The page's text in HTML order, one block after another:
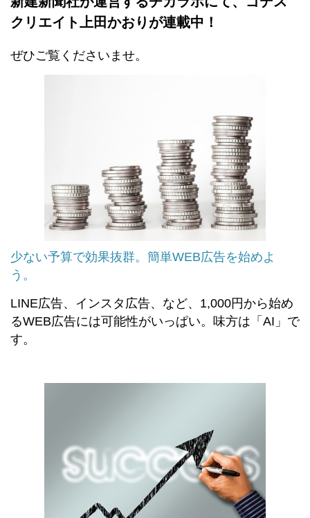
クリエイト上田かおりが連載中！
ぜひご覧くださいませ。
少ない予算で効果抜群。簡単WEB広告を始めよ
う。
LINE広告、インスタ広告、など、1,000円から始め
るWEB広告には可能性がいっぱい。味方は「AI」で
す。